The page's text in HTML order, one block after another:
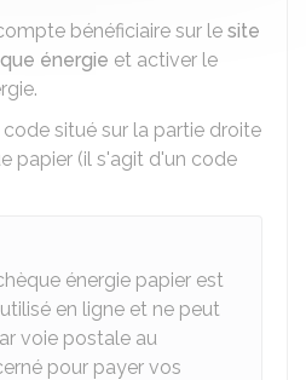
bénéficiaire sur le site
énergie et activer le
situé sur la partie droite
papier (il s'agit d'un code
énergie papier est
en ligne et ne peut
voie postale au
pour payer vos